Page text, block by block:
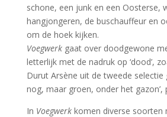
schone, een junk en een Oosterse,
hangjongeren, de buschauffeur en
om de hoek kijken.
Voegwerk gaat over doodgewone
letterlijk met de nadruk op ‘dood’,
Durut Arsène uit de tweede selectie
nog, maar groen, onder het gazon’,
In Voegwerk komen diverse soorten